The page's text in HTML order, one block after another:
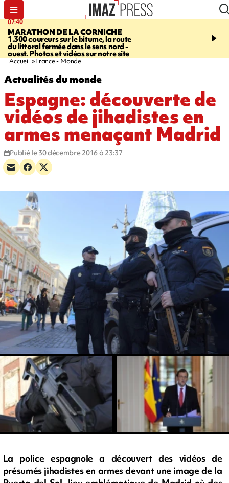
07:40
MARATHON DE LA CORNICHE
1.300 coureurs sur le bitume, la route
du littoral fermée dans le sens nord -
ouest. Photos et vidéos sur notre site
10:33
l’enfance - une
Accueil France - Monde
Actualités du monde
Espagne: découverte de
vidéos de jihadistes en
armes menaçant Madrid
Publié le 30 décembre 2016 à 23:37
La police espagnole a découvert des vidéos de
présumés jihadistes en armes devant une image de la